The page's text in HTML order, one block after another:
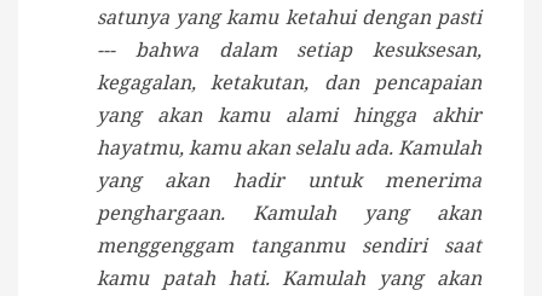
satunya yang kamu ketahui dengan pasti
--- bahwa dalam setiap kesuksesan,
kegagalan, ketakutan, dan pencapaian
yang akan kamu alami hingga akhir
hayatmu, kamu akan selalu ada. Kamulah
yang akan hadir untuk menerima
penghargaan. Kamulah yang akan
menggenggam tanganmu sendiri saat
kamu patah hati. Kamulah yang akan